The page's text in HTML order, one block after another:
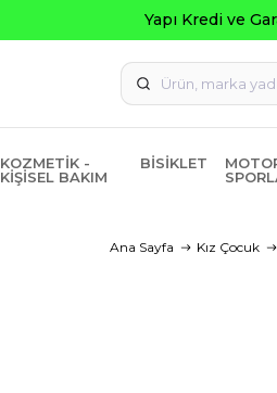
Yapı Kredi ve Garanti
KOZMETIK -
KIŞISEL BAKIM
BISIKLET
Ana Sayfa Kız Çocuk